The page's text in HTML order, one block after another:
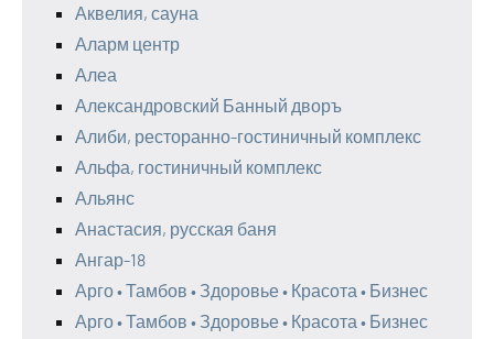
Аквелия, сауна
Аларм центр
Алеа
Александровский Банный дворъ
Алиби, ресторанно-гостиничный комплекс
Альфа, гостиничный комплекс
Альянс
Анастасия, русская баня
Ангар-18
Арго • Тамбов • Здоровье • Красота • Бизнес
Арго • Тамбов • Здоровье • Красота • Бизнес